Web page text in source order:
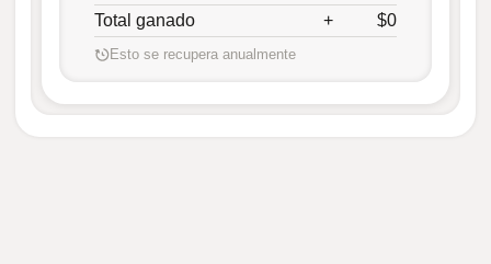
Total ganado
+ $0
Esto se recupera anualmente